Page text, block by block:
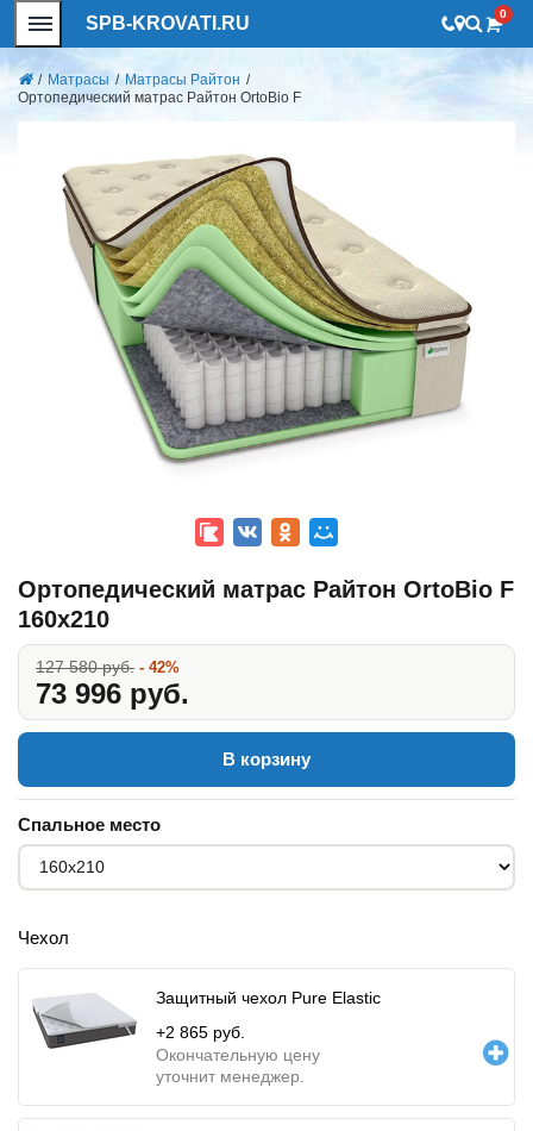
SPB-KROVATI.RU 0
/ Матрасы / Матрасы Райтон /
Ортопедический матрас Райтон OrtoBio F
Ортопедический матрас Райтон OrtoBio F
160x210
127 580 руб. - 42%
73 996 руб.
В корзину
Спальное место
Чехол
Защитный чехол Pure Elastic
+2 865 руб.
Окончательную цену
уточнит менеджер.